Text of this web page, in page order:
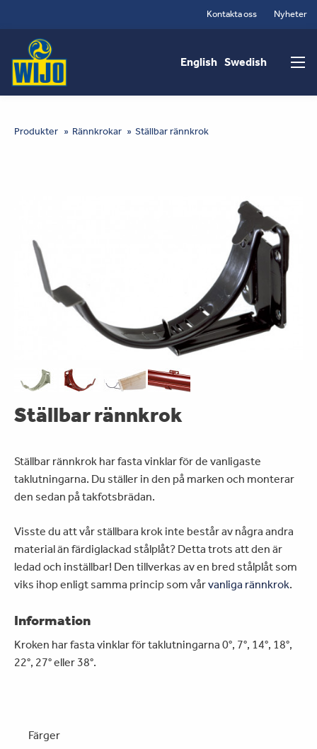
huvudinnehåll
Kontakta oss Nyheter
Main
navigation
English Swedish
You
Produkter Rännkrokar Ställbar rännkrok
Ställbar rännkrok
Ställbar rännkrok har fasta vinklar för de vanligaste
taklutningarna. Du ställer in den på marken och monterar
den sedan på takfotsbrädan.
Visste du att vår ställbara krok inte består av några andra
material än färdiglackad stålplåt? Detta trots att den är
ledad och inställbar! Den tillverkas av en bred stålplåt som
viks ihop enligt samma princip som vårvanliga rännkrok.
Information
Kroken har fasta vinklar för taklutningarna 0°, 7°, 14°, 18°,
22°, 27° eller 38°.
Färger